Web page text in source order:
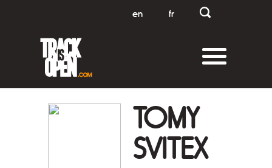
en fr
TOMY
SVITEX